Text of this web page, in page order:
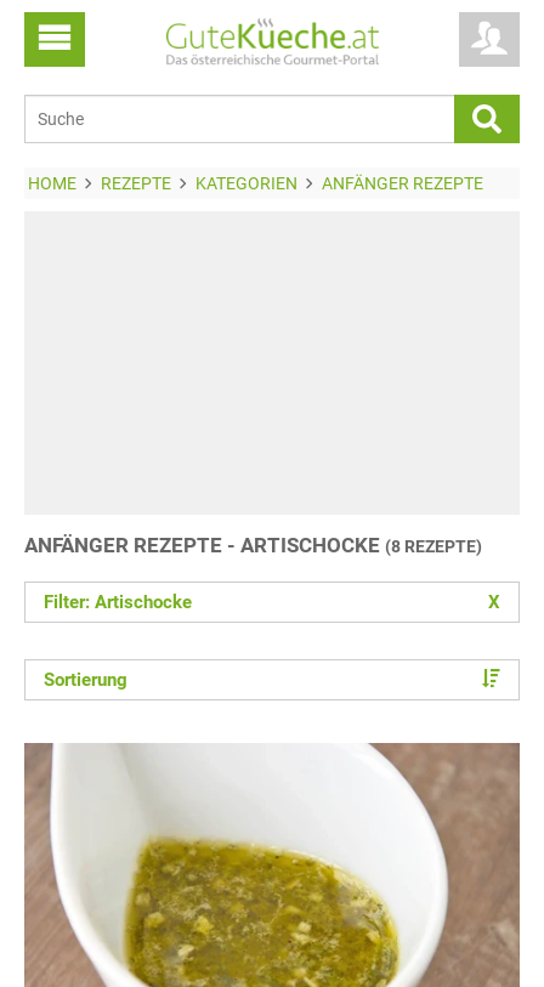
HOME REZEPTE KATEGORIEN ANFÄNGER REZEPTE
ANFÄNGER REZEPTE - ARTISCHOCKE (8 REZEPTE)
Filter: Artischocke X
Sortierung